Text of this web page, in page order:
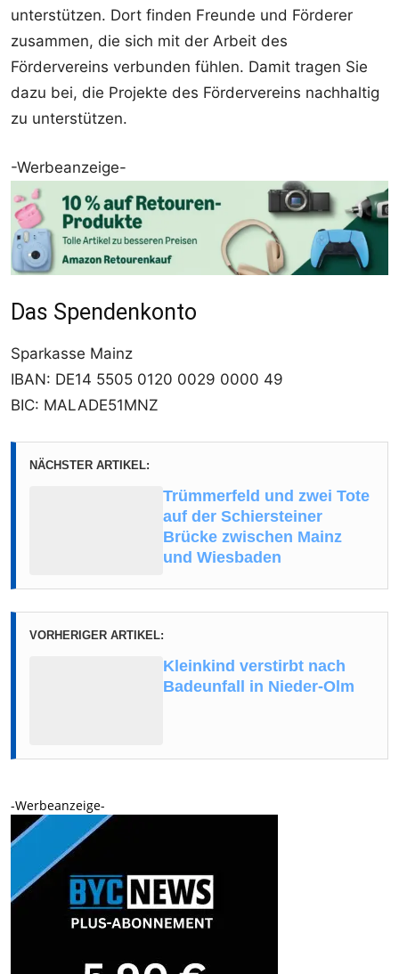
unterstützen. Dort finden Freunde und Förderer
zusammen, die sich mit der Arbeit des
Fördervereins verbunden fühlen. Damit tragen Sie
dazu bei, die Projekte des Fördervereins nachhaltig
zu unterstützen.
-Werbeanzeige-
Das Spendenkonto
Sparkasse Mainz
IBAN: DE14 5505 0120 0029 0000 49
BIC: MALADE51MNZ
NÄCHSTER ARTIKEL:
Trümmerfeld und zwei Tote
auf der Schiersteiner
Brücke zwischen Mainz
und Wiesbaden
VORHERIGER ARTIKEL:
Kleinkind verstirbt nach
Badeunfall in Nieder-Olm
-Werbeanzeige-